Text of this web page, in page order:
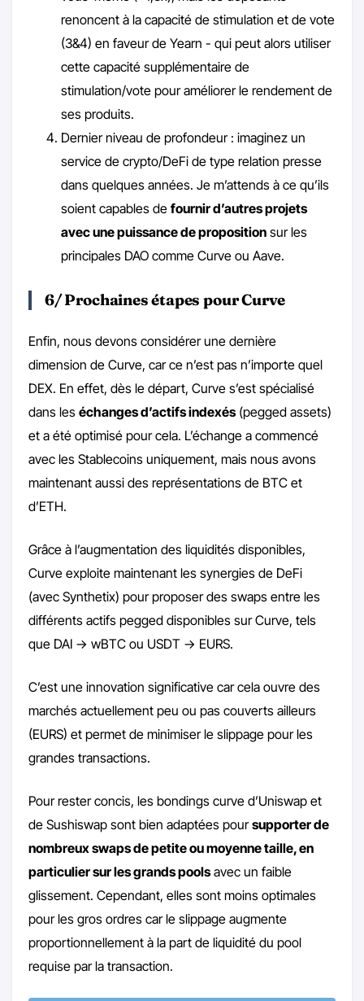
renoncent à la capacité de stimulation et de vote
(3&4) en faveur de Yearn - qui peut alors utiliser
cette capacité supplémentaire de
stimulation/vote pour améliorer le rendement de
ses produits.
Dernier niveau de profondeur : imaginez un
service de crypto/DeFi de type relation presse
dans quelques années. Je m’attends à ce qu’ils
soient capables de fournir d’autres projets
avec une puissance de proposition sur les
principales DAO comme Curve ou Aave.
6/ Prochaines étapes pour Curve
Enfin, nous devons considérer une dernière
dimension de Curve, car ce n’est pas n’importe quel
DEX. En effet, dès le départ, Curve s’est spécialisé
dans les échanges d’actifs indexés(pegged assets)
et a été optimisé pour cela. L’échange a commencé
avec les Stablecoins uniquement, mais nous avons
maintenant aussi des représentations de BTC et
d’ETH.
Grâce à l’augmentation des liquidités disponibles,
Curve exploite maintenant les synergies de DeFi
(avec Synthetix) pour proposer des swaps entre les
différents actifs pegged disponibles sur Curve, tels
que DAI -> wBTC ou USDT -> EURS.
C’est une innovation significative car cela ouvre des
marchés actuellement peu ou pas couverts ailleurs
(EURS) et permet de minimiser le slippage pour les
grandes transactions.
Pour rester concis, les bondings curve d’Uniswap et
de Sushiswap sont bien adaptées poursupporter de
nombreux swaps de petite ou moyenne taille, en
particulier sur les grands poolsavec un faible
glissement. Cependant, elles sont moins optimales
pour les gros ordres car le slippage augmente
proportionnellement à la part de liquidité du pool
requise par la transaction.